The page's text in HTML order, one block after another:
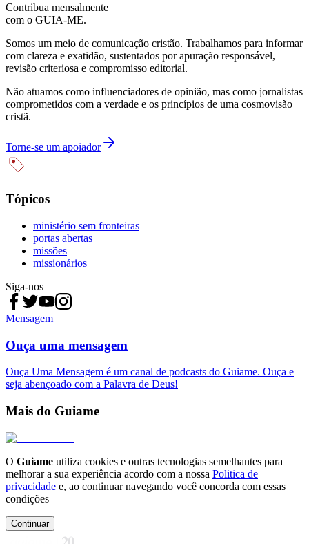
Contribua mensalmente
com o GUIA-ME.
Somos um meio de comunicação cristão. Trabalhamos para informar
com clareza e exatidão, sustentados por apuração responsável,
revisão criteriosa e compromisso editorial.
Não atuamos como influenciadores de opinião, mas como jornalistas
comprometidos com a verdade e os princípios de uma cosmovisão
cristã.
Torne-se um apoiador
Tópicos
ministério sem fronteiras
portas abertas
missões
missionários
Siga-nos
Mensagem
Ouça uma mensagem
Ouça Uma Mensagem é um canal de podcasts do Guiame. Ouça e
seja abençoado com a Palavra de Deus!
Mais do Guiame
O Guiame utiliza cookies e outras tecnologias semelhantes para
melhorar a sua experiência acordo com a nossa Politica de
privacidade e, ao continuar navegando você concorda com essas
condições
Continuar